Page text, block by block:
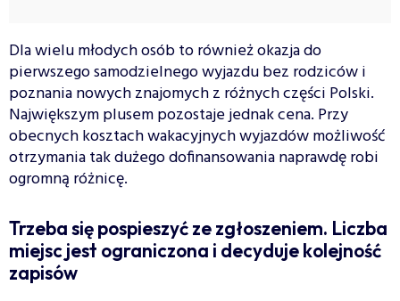
Dla wielu młodych osób to również okazja do
pierwszego samodzielnego wyjazdu bez rodziców i
poznania nowych znajomych z różnych części Polski.
Największym plusem pozostaje jednak cena. Przy
obecnych kosztach wakacyjnych wyjazdów możliwość
otrzymania tak dużego dofinansowania naprawdę robi
ogromną różnicę.
Trzeba się pospieszyć ze zgłoszeniem. Liczba
miejsc jest ograniczona i decyduje kolejność
zapisów